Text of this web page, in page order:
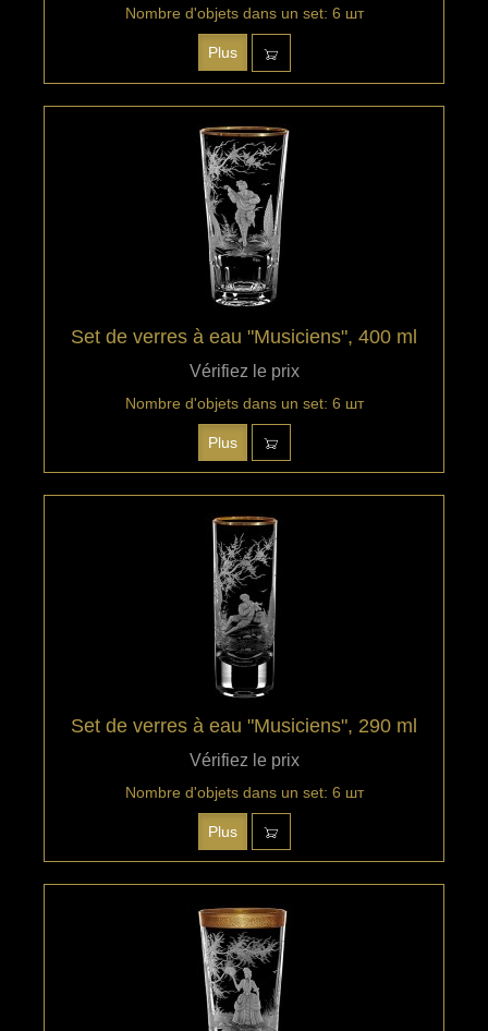
Nombre d'objets dans un set: 6 шт
Plus
Set de verres à eau "Musiciens", 400 ml
Vérifiez le prix
Nombre d'objets dans un set: 6 шт
Plus
Set de verres à eau "Musiciens", 290 ml
Vérifiez le prix
Nombre d'objets dans un set: 6 шт
Plus